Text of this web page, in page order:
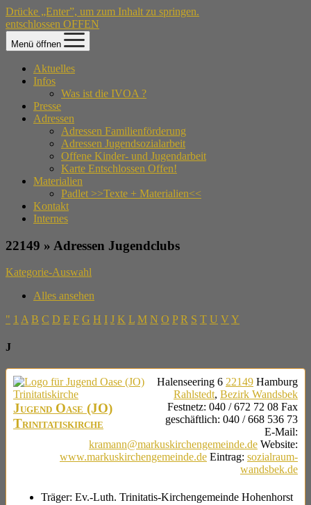
Drücke „Enter”, um zum Inhalt zu springen.
entschlossen OFFEN
Menü öffnen
Aktuelles
Infos
Was ist die IVOA ?
Presse
Adressen
Adressen Familienförderung
Adressen Jugendsozialarbeit
Offene Kinder- und Jugendarbeit
Karte Entschlossen Offen!
Materialien
Padlet >>Texte + Materialien<<
Kontakt
Internes
22149 » Adressen Jugendclubs
Kategorie-Auswahl
Alles ansehen
" 1 A B C D E F G H I J K L M N O P R S T U V Y
J
Jugend Oase (JO)
Trinitatiskirche
Halenseering 6 22149 Hamburg
Rahlstedt, Bezirk Wandsbek
Festnetz: 040 / 672 72 08 Fax
geschäftlich: 040 / 668 536 73
E-Mail:
kramann@markuskirchengemeinde.de Website:
www.markuskirchengemeinde.de Eintrag: sozialraum-
wandsbek.de
Träger: Ev.-Luth. Trinitatis-Kirchengemeinde Hohenhorst